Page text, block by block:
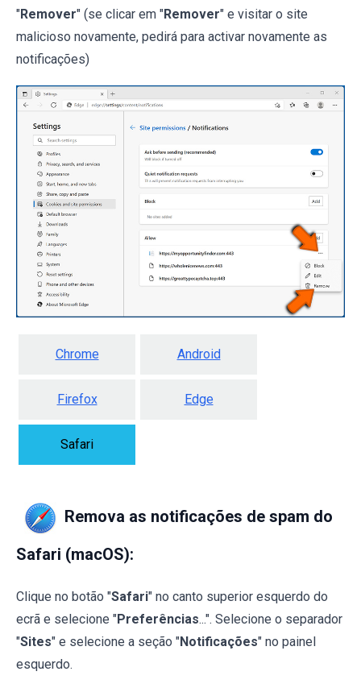
"Remover" (se clicar em "Remover" e visitar o site
malicioso novamente, pedirá para activar novamente as
notificações)
Chrome Android
Firefox Edge
Safari
Remova as notificações de spam do
Safari (macOS):
Clique no botão "Safari" no canto superior esquerdo do
ecrã e selecione "Preferências...". Selecione o separador
"Sites" e selecione a seção "Notificações" no painel
esquerdo.